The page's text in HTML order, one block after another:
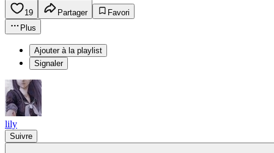
19 Partager
Favori
Plus
Ajouter à la playlist
Signaler
lily
Suivre